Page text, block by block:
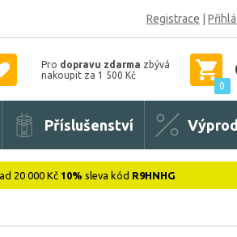
Registrace
Pro dopravu zdarma zbývá
nakoupit za 1 500 Kč
0
Příslušenství
20 000 Kč 10% sleva kód R9HNHG